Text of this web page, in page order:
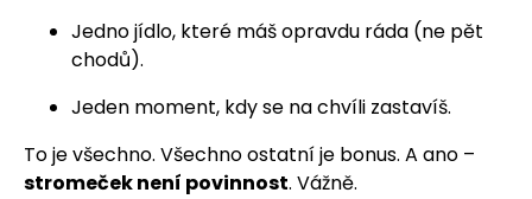
Jedno jídlo, které máš opravdu ráda (ne pět
chodů).
Jeden moment, kdy se na chvíli zastavíš.
To je všechno. Všechno ostatní je bonus. A ano –
stromeček není povinnost. Vážně.